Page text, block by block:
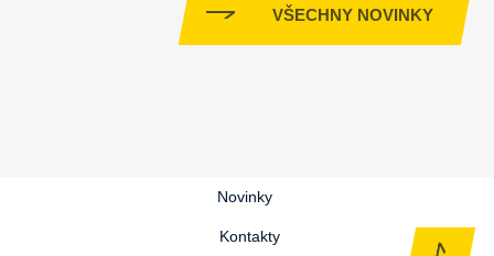
VŠECHNY NOVINKY
Novinky
Kontakty